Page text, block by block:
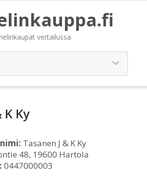
vertailussa
K Ky
Tasanen J & K Ky
48, 19600 Hartola
0447000003